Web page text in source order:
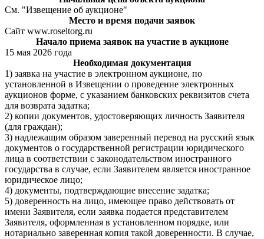
См. "Извещение об аукционе"
Место и время подачи заявок
Сайт www.roseltorg.ru
Начало приема заявок на участие в аукционе
15 мая 2026 года
Необходимая документация
1) заявка на участие в электронном аукционе, по
установленной в Извещении о проведение электронных
аукционов форме, с указанием банковских реквизитов счета
для возврата задатка;
2) копии документов, удостоверяющих личность Заявителя
(для граждан);
3) надлежащим образом заверенный перевод на русский язык
документов о государственной регистрации юридического
лица в соответствии с законодательством иностранного
государства в случае, если Заявителем является иностранное
юридическое лицо;
4) документы, подтверждающие внесение задатка;
5) доверенность на лицо, имеющее право действовать от
имени Заявителя, если заявка подается представителем
Заявителя, оформленная в установленном порядке, или
нотариально заверенная копия такой доверенности. В случае,